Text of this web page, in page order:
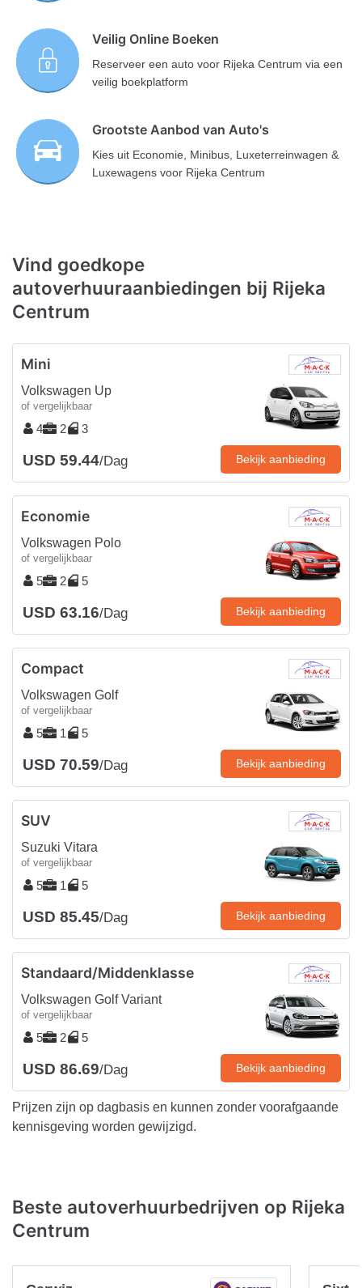
Veilig Online Boeken
Reserveer een auto voor Rijeka Centrum via een
veilig boekplatform
Grootste Aanbod van Auto's
Kies uit Economie, Minibus, Luxeterreinwagen &
Luxewagens voor Rijeka Centrum
Vind goedkope
autoverhuuraanbiedingen bij Rijeka
Centrum
Mini
Volkswagen Up
of vergelijkbaar
4 2 3
USD 59.44/Dag Bekijk aanbieding
Economie
Volkswagen Polo
of vergelijkbaar
5 2 5
USD 63.16/Dag Bekijk aanbieding
Compact
Volkswagen Golf
of vergelijkbaar
5 1 5
USD 70.59/Dag Bekijk aanbieding
SUV
Suzuki Vitara
of vergelijkbaar
5 1 5
USD 85.45/Dag Bekijk aanbieding
Standaard/Middenklasse
Volkswagen Golf Variant
of vergelijkbaar
5 2 5
USD 86.69/Dag Bekijk aanbieding
Prijzen zijn op dagbasis en kunnen zonder voorafgaande
kennisgeving worden gewijzigd.
Beste autoverhuurbedrijven op Rijeka
Centrum